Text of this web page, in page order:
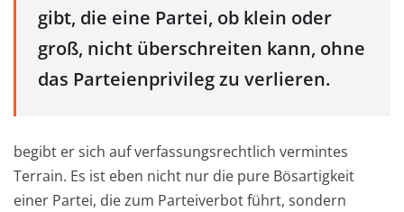
gibt, die eine Partei, ob klein oder
groß, nicht überschreiten kann, ohne
das Parteienprivileg zu verlieren.
begibt er sich auf verfassungsrechtlich vermintes
Terrain. Es ist eben nicht nur die pure Bösartigkeit
einer Partei, die zum Parteiverbot führt, sondern